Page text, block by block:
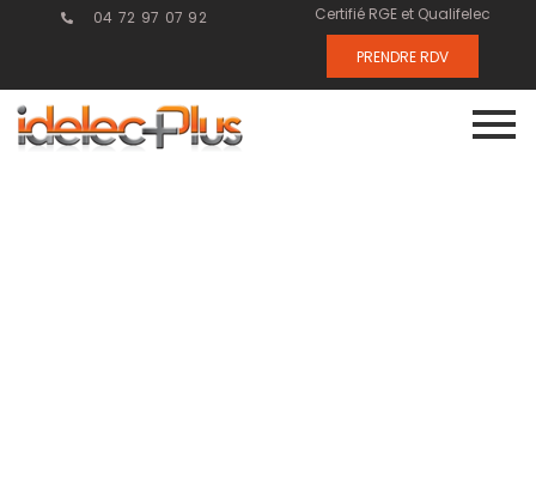
04 72 97 07 92 Certifié RGE et Qualifelec
PRENDRE RDV